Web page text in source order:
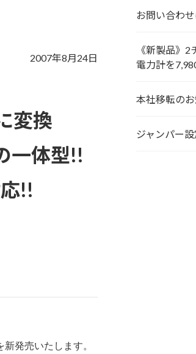
2007年8月24日
変換
一体型!!
!!
発売いたします。
お問い合わ
《新製品》
電力計を
本社移転の
ジャンパー